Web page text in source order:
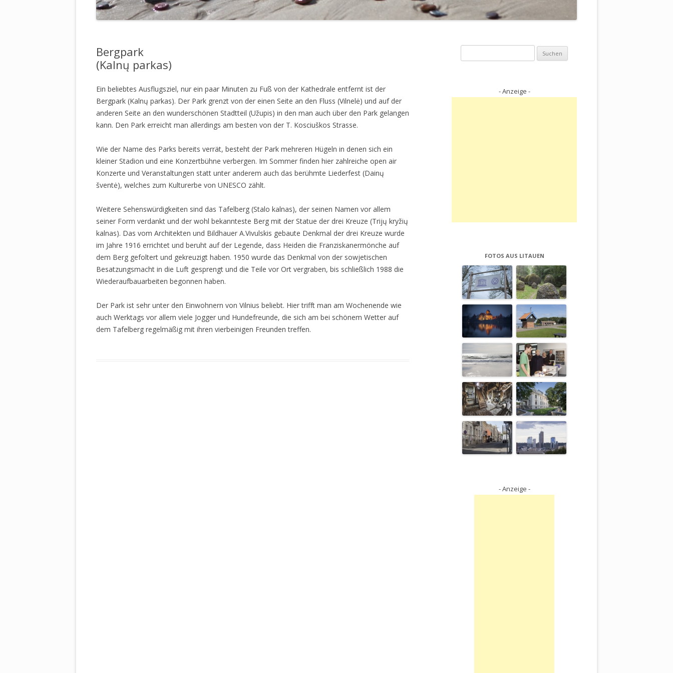
Bergpark
(Kalnų parkas)
Ein beliebtes Ausflugsziel, nur ein paar Minuten zu Fuß von der Kathedrale entfernt ist der
Bergpark (Kalnų parkas). Der Park grenzt von der einen Seite an den Fluss (Vilnelė) und auf der
anderen Seite an den wunderschönen Stadtteil (Užupis) in den man auch über den Park gelangen
kann. Den Park erreicht man allerdings am besten von der T. Kosciuškos Strasse.
Wie der Name des Parks bereits verrät, besteht der Park mehreren Hügeln in denen sich ein
kleiner Stadion und eine Konzertbühne verbergen. Im Sommer finden hier zahlreiche open air
Konzerte und Veranstaltungen statt unter anderem auch das berühmte Liederfest (Dainų
šventė), welches zum Kulturerbe von UNESCO zählt.
Weitere Sehenswürdigkeiten sind das Tafelberg (Stalo kalnas), der seinen Namen vor allem
seiner Form verdankt und der wohl bekannteste Berg mit der Statue der drei Kreuze (Trijų kryžių
kalnas). Das vom Architekten und Bildhauer A.Vivulskis gebaute Denkmal der drei Kreuze wurde
im Jahre 1916 errichtet und beruht auf der Legende, dass Heiden die Franziskanermönche auf
dem Berg gefoltert und gekreuzigt haben. 1950 wurde das Denkmal von der sowjetischen
Besatzungsmacht in die Luft gesprengt und die Teile vor Ort vergraben, bis schließlich 1988 die
Wiederaufbauarbeiten begonnen haben.
Der Park ist sehr unter den Einwohnern von Vilnius beliebt. Hier trifft man am Wochenende wie
auch Werktags vor allem viele Jogger und Hundefreunde, die sich am bei schönem Wetter auf
dem Tafelberg regelmäßig mit ihren vierbeinigen Freunden treffen.
nach:
- Anzeige -
FOTOS AUS LITAUEN
- Anzeige -